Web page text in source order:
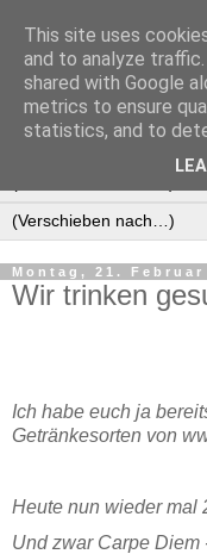
Manus
außer
Montag, 21. Februar
Wir trinken
Ich habe euch ja
Getränkesorten von
Heute nun wieder mal
Und zwar Carpe Diem
This site uses
and to analyze
shared with Google
metrics to ensure
statistics, and to